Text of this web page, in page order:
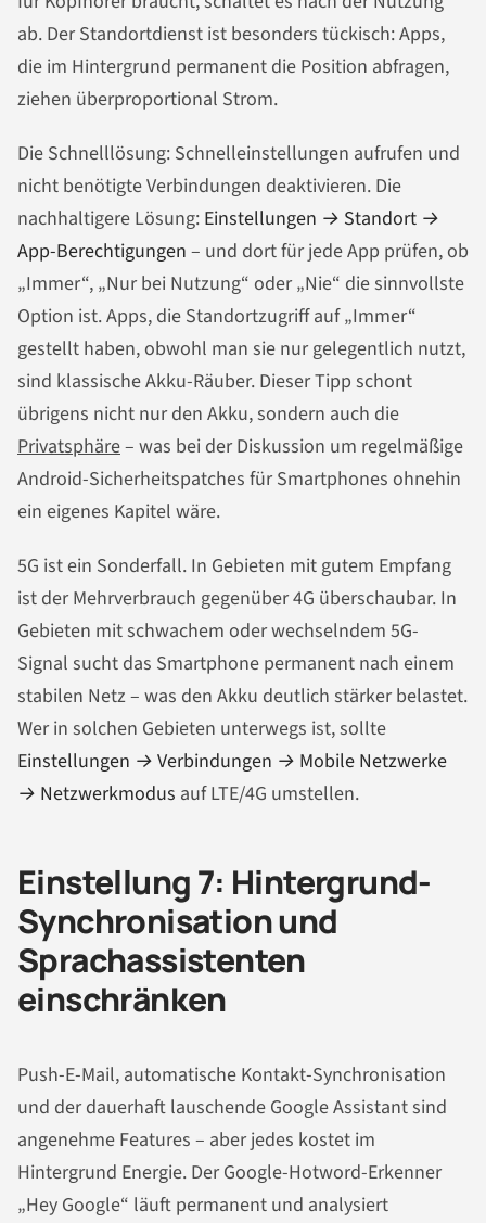
ab. Der Standortdienst ist besonders tückisch: Apps,
die im Hintergrund permanent die Position abfragen,
ziehen überproportional Strom.
Die Schnelllösung: Schnelleinstellungen aufrufen und
nicht benötigte Verbindungen deaktivieren. Die
nachhaltigere Lösung: Einstellungen → Standort →
App-Berechtigungen – und dort für jede App prüfen, ob
„Immer“, „Nur bei Nutzung“ oder „Nie“ die sinnvollste
Option ist. Apps, die Standortzugriff auf „Immer“
gestellt haben, obwohl man sie nur gelegentlich nutzt,
sind klassische Akku-Räuber. Dieser Tipp schont
übrigens nicht nur den Akku, sondern auch die
Privatsphäre– was bei der Diskussion um regelmäßige
Android-Sicherheitspatches für Smartphones ohnehin
ein eigenes Kapitel wäre.
5G ist ein Sonderfall. In Gebieten mit gutem Empfang
ist der Mehrverbrauch gegenüber 4G überschaubar. In
Gebieten mit schwachem oder wechselndem 5G-
Signal sucht das Smartphone permanent nach einem
stabilen Netz – was den Akku deutlich stärker belastet.
Wer in solchen Gebieten unterwegs ist, sollte
Einstellungen → Verbindungen → Mobile Netzwerke
→ Netzwerkmodus auf LTE/4G umstellen.
Einstellung 7: Hintergrund-
Synchronisation und
Sprachassistenten
einschränken
Push-E-Mail, automatische Kontakt-Synchronisation
und der dauerhaft lauschende Google Assistant sind
angenehme Features – aber jedes kostet im
Hintergrund Energie. Der Google-Hotword-Erkenner
„Hey Google“ läuft permanent und analysiert